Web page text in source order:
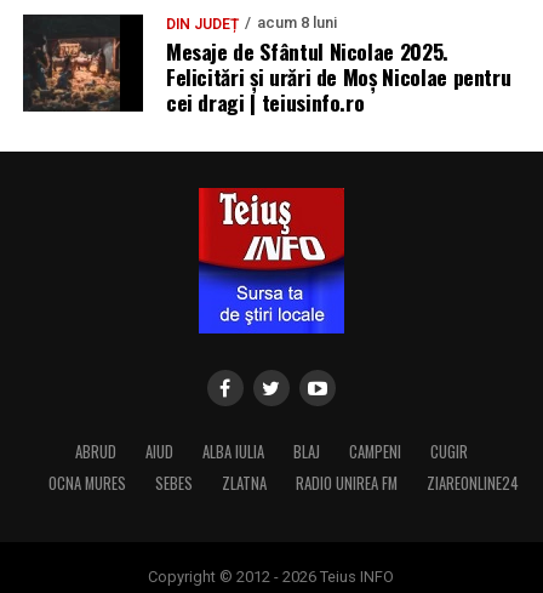
DIN JUDEȚ acum 8 luni
Mesaje de Sfântul Nicolae 2025.
Felicitări și urări de Moș Nicolae pentru
cei dragi | teiusinfo.ro
ABRUD AIUD ALBA IULIA BLAJ CAMPENI
CUGIR
OCNA MURES
SEBES ZLATNA RADIO UNIREA FM ZIAREONLINE24
Copyright © 2012 - 2026 Teius INFO